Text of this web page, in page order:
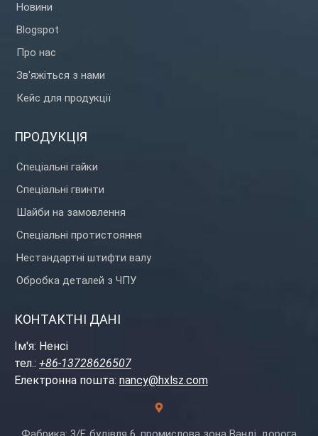
Новини
Blogspot
Про нас
Зв'яжіться з нами
Кейс для продукції
ПРОДУКЦІЯ
Спеціальні гайки
Спеціальні гвинти
Шайби на замовлення
Спеціальні протистояння
Нестандартні штифти валу
Обробка деталей з ЧПУ
КОНТАКТНІ ДАНІ
Ім'я: Ненсі
тел.: +86-13728626507
Електронна пошта: nancy@hxlsz.com